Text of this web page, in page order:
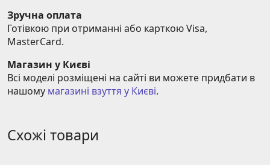
Зручна оплата
Готівкою при отриманні або карткою Visa,
MasterCard.
Магазин у Києві
Всі моделі розміщені на сайті ви можете придбати в
нашому магазині взуття у Києві.
Схожі товари